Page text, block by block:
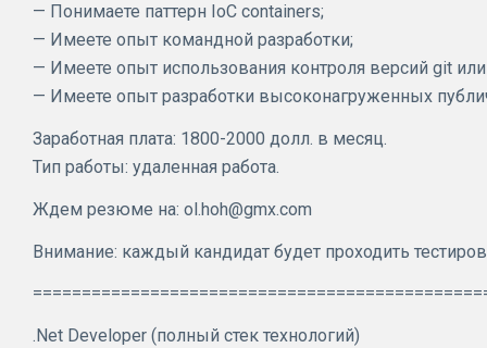
— Понимаете паттерн IoC containers;
— Имеете опыт командной разработки;
— Имеете опыт использования контроля версий git
— Имеете опыт разработки высоконагруженных
Заработная плата: 1800-2000 долл. в месяц.
Тип работы: удаленная работа.
Ждем резюме на: ol.hoh@gmx.com
Внимание: каждый кандидат будет проходить
.Net Developer (полный стек технологий)